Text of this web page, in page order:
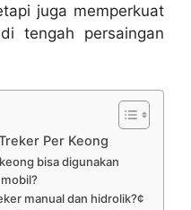
juga memperkuat
tengah persaingan
Per Keong
bisa digunakan
manual dan hidrolik?¢